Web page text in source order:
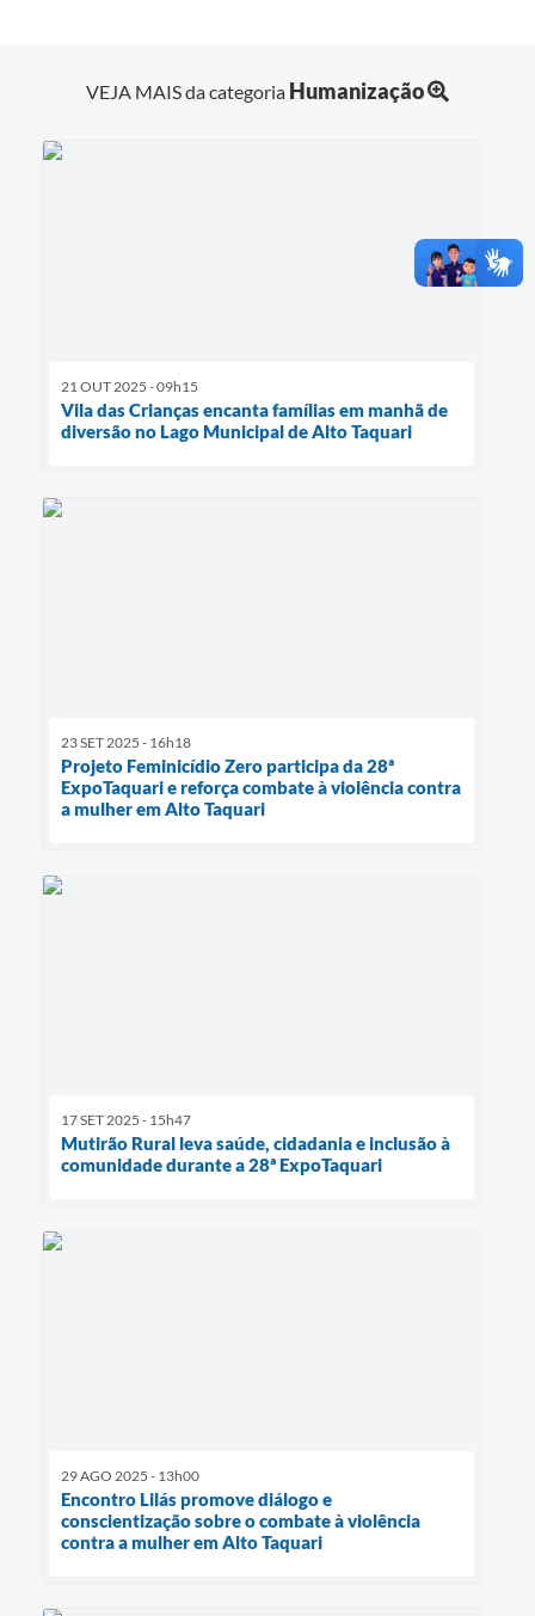
VEJA MAIS da categoria Humanização
21 OUT 2025 - 09h15
Vila das Crianças encanta famílias em manhã de
diversão no Lago Municipal de Alto Taquari
23 SET 2025 - 16h18
Projeto Feminicídio Zero participa da 28ª
ExpoTaquari e reforça combate à violência contra
a mulher em Alto Taquari
17 SET 2025 - 15h47
Mutirão Rural leva saúde, cidadania e inclusão à
comunidade durante a 28ª ExpoTaquari
29 AGO 2025 - 13h00
Encontro Lilás promove diálogo e
conscientização sobre o combate à violência
contra a mulher em Alto Taquari